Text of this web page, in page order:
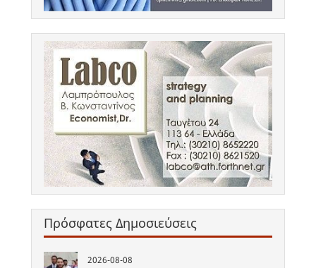
Πρόσφατες Δημοσιεύσεις
2026-08-08